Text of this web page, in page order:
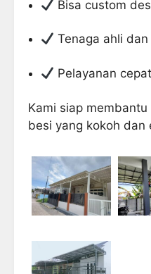
Bisa custom
Tenaga ahli
Pelayanan
Kami siap
besi yang kokoh dan